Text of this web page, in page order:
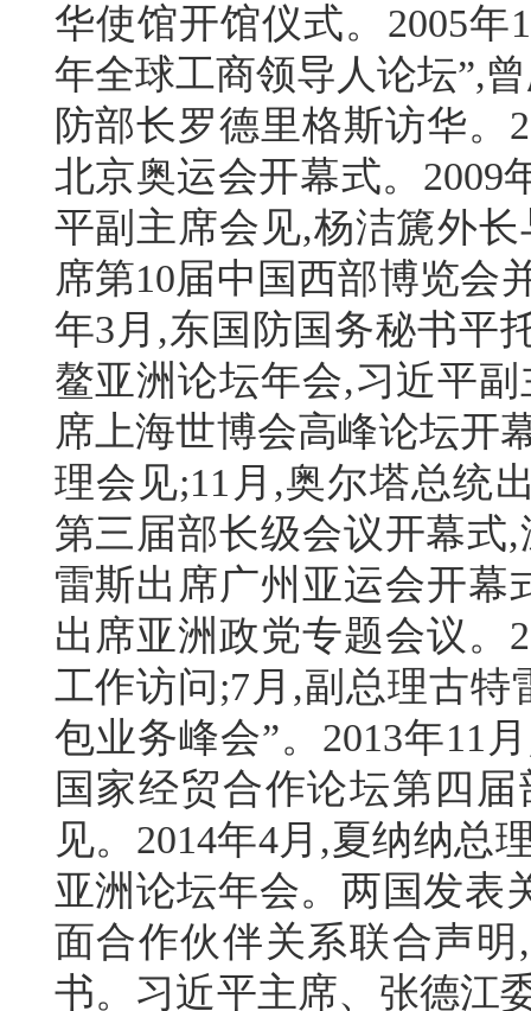
华使馆开馆仪式。2005年
年全球工商领导人论坛”,
防部长罗德里格斯访华。
北京奥运会开幕式。2009
平副主席会见,杨洁篪外
席第10届中国西部博览会
年3月,东国防国务秘书平
鳌亚洲论坛年会,习近平
席上海世博会高峰论坛开
理会见;11月,奥尔塔总统
第三届部长级会议开幕式
雷斯出席广州亚运会开幕
出席亚洲政党专题会议。
工作访问;7月,副总理古特
包业务峰会”。2013年11
国家经贸合作论坛第四
见。2014年4月,夏纳纳总
亚洲论坛年会。两国发表
面合作伙伴关系联合声
书。习近平主席、张德江